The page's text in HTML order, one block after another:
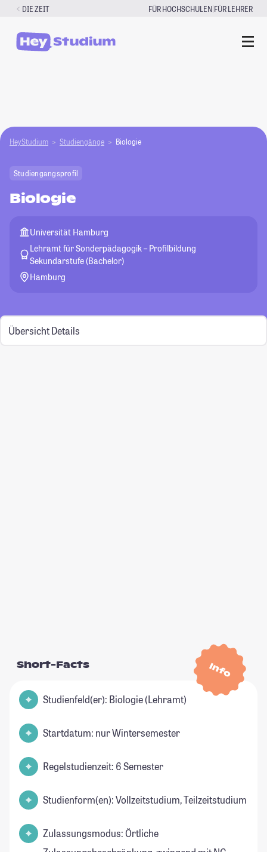
Zum
springen
DIE ZEIT FÜR HOCHSCHULEN|FÜR LEHRER
HeyStudium Studiengänge Biologie
Studiengangsprofil
Biologie
Universität Hamburg
Lehramt für Sonderpädagogik – Profilbildung
Sekundarstufe (Bachelor)
Hamburg
Übersicht Details
Info
Short-Facts
Studienfeld(er): Biologie (Lehramt)
Startdatum: nur Wintersemester
Regelstudienzeit: 6 Semester
Studienform(en): Vollzeitstudium, Teilzeitstudium
Zulassungsmodus: Örtliche